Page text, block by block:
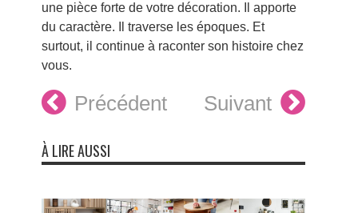
une pièce forte de votre décoration. Il apporte
du caractère. Il traverse les époques. Et
surtout, il continue à raconter son histoire chez
vous.
Précédent Suivant
À LIRE AUSSI